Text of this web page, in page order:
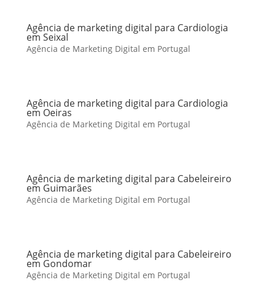
Agência de marketing digital para Cardiologia
em Seixal
Agência de Marketing Digital em Portugal
Agência de marketing digital para Cardiologia
em Oeiras
Agência de Marketing Digital em Portugal
Agência de marketing digital para Cabeleireiro
em Guimarães
Agência de Marketing Digital em Portugal
Agência de marketing digital para Cabeleireiro
em Gondomar
Agência de Marketing Digital em Portugal